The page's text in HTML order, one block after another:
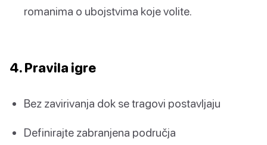
romanima o ubojstvima koje volite.
4. Pravila igre
Bez zavirivanja dok se tragovi postavljaju
Definirajte zabranjena područja